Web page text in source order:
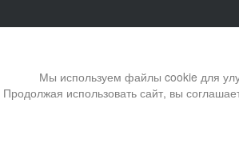
Мы используем файлы cookie для
Продолжая использовать сайт, вы